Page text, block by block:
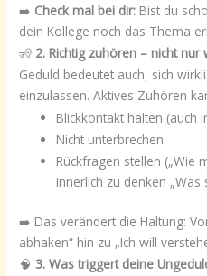
➡️ Check mal bei dir: Bist du
dein Kollege noch das Thema
🧏 2. Richtig zuhören – nicht
Geduld bedeutet auch, sich
einzulassen. Aktives Zuhören
Blickkontakt halten (auch
Nicht unterbrechen
Rückfragen stellen („Wie
innerlich zu denken „Was
➡️ Das verändert die Haltung:
abhaken“ hin zu „Ich will
🧠 3. Was triggert deine